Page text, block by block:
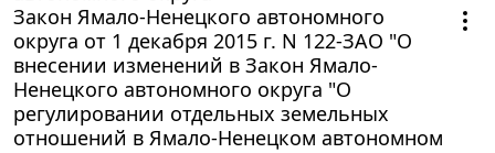
Закон Ямало-Ненецкого автономного
округа от 1 декабря 2015 г. N 122-ЗАО "О
внесении изменений в Закон Ямало-
Ненецкого автономного округа "О
регулировании отдельных земельных
отношений в Ямало-Ненецком автономном